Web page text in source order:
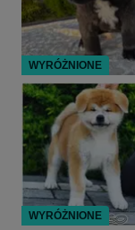
WYRÓŻNIONE
WYRÓŻNIONE